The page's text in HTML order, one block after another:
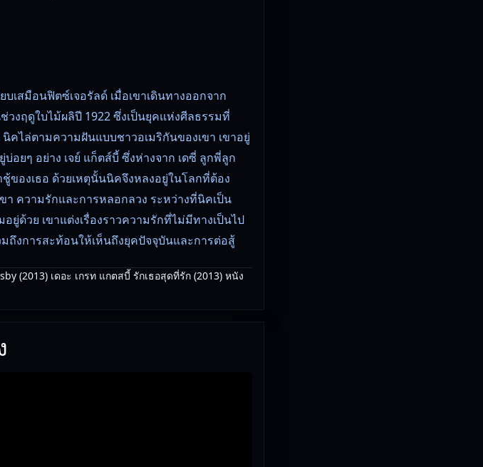
เสมือนฟิตซ์เจอรัลด์ เมื่อเขาเดินทางออกจาก
งฤดูใบไม้ผลิปี 1922 ซึ่งเป็นยุคแห่งศีลธรรมที่
ไล่ตามความฝันแบบชาวอเมริกันของเขา เขาอยู่
ยๆ อย่าง เจย์ แก็ตส์บี้ ซึ่งห่างจาก เดซี่ ลูกพี่ลูก
ของเธอ ด้วยเหตุนั้นนิคจึงหลงอยู่ในโลกที่ต้อง
ความรักและการหลอกลวง ระหว่างที่นิคเป็น
ด้วย เขาแต่งเรื่องราวความรักที่ไม่มีทางเป็นไป
งการสะท้อนให้เห็นถึงยุคปัจจุบันและการต่อสู้
รักเธอสุดที่รัก () หนังใหม่ชนโรงคุณภาพ ดูได้
ลาพักผ่อน
(2013) เดอะ เกรท แกตสบี้ รักเธอสุดที่รัก มาให้
(2013) เดอะ เกรท แกตสบี้ รักเธอสุดที่รัก (2013) หนัง